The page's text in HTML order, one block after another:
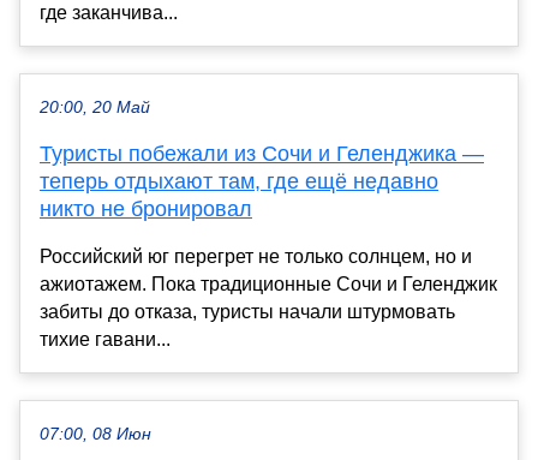
где заканчива...
20:00, 20 Май
Туристы побежали из Сочи и Геленджика —
теперь отдыхают там, где ещё недавно
никто не бронировал
Российский юг перегрет не только солнцем, но и
ажиотажем. Пока традиционные Сочи и Геленджик
забиты до отказа, туристы начали штурмовать
тихие гавани...
07:00, 08 Июн